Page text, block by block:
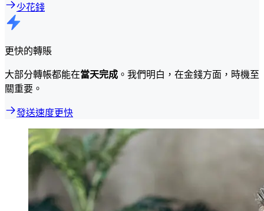
少花錢
更快的轉賬
大部分轉帳都能在當天完成 。我們明白，在金錢方面，時機至
關重要。
發送速度更快